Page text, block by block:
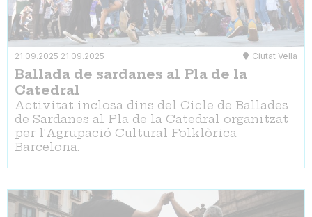
21.09.2025 21.09.2025 Ciutat Vella
Ballada de sardanes al Pla de la
Catedral
Activitat inclosa dins del Cicle de Ballades
de Sardanes al Pla de la Catedral organitzat
per l'Agrupació Cultural Folklòrica
Barcelona.